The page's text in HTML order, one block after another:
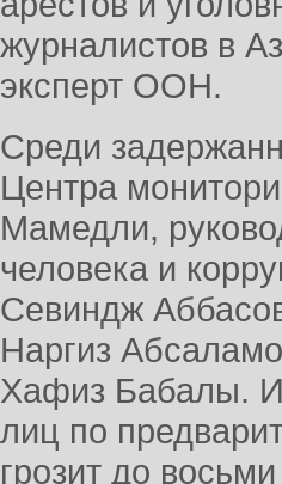
журналистов в
эксперт ООН.
Среди
Центра
Мамедли,
человека и
Севиндж
Наргиз
Хафиз Бабалы.
лиц по
грозит до